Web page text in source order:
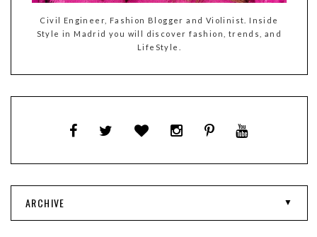
Civil Engineer, Fashion Blogger and Violinist. Inside
Style in Madrid you will discover fashion, trends, and
LifeStyle.
ARCHIVE